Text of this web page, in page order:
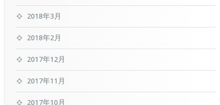
2018年3月
2018年2月
2017年12月
2017年11月
2017年10月